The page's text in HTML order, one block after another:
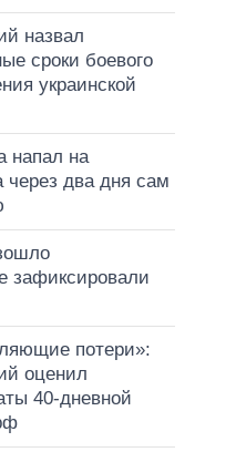
назвал
сроки боевого
украинской
напал на
через два дня сам
зафиксировали
потери»:
оценил
40-дневной